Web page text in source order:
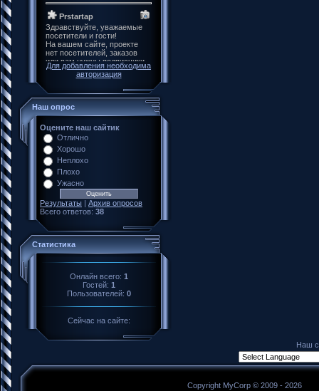
Для добавления необходима
авторизация
Наш опрос
Оцените наш сайтик
Отлично
Хорошо
Неплохо
Плохо
Ужасно
Результаты | Архив опросов
Всего ответов: 38
Статистика
Онлайн всего: 1
Гостей: 1
Пользователей: 0
Сейчас на сайте:
Наш
Copyright MyCorp © 2009 - 2026